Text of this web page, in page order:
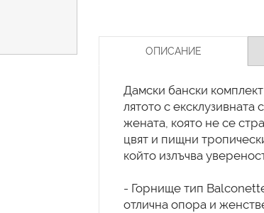
ОПИСАНИЕ
Дамски бански
лятото с ексклузивната
жената, която не се
цвят и пищни
който излъчва
- Горнище тип
отлична опора и